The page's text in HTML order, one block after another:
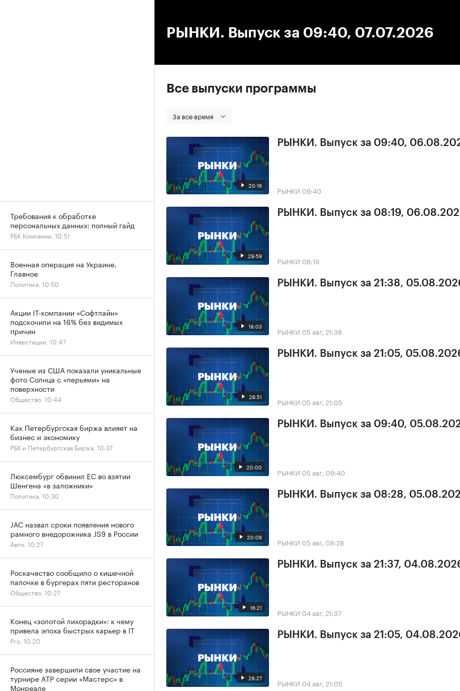
РЫНКИ. Выпуск за 09:40, 07.07.2026
Все выпуски программы
За все время
20:16
РЫНКИ. Выпуск за 09:40,
РЫНКИ 09:40
29:59
РЫНКИ. Выпуск за 08:19,
РЫНКИ 08:19
18:03
РЫНКИ. Выпуск за 21:38,
РЫНКИ 05 авг, 21:38
28:51
РЫНКИ. Выпуск за 21:05,
РЫНКИ 05 авг, 21:05
20:00
РЫНКИ. Выпуск за 09:40,
РЫНКИ 05 авг, 09:40
20:09
РЫНКИ. Выпуск за 08:28,
РЫНКИ 05 авг, 08:28
16:21
РЫНКИ. Выпуск за 21:37,
РЫНКИ 04 авг, 21:37
28:27
РЫНКИ. Выпуск за 21:05,
РЫНКИ 04 авг, 21:05
Требования к обработке
персональных данных: полный гайд
РБК Компании, 10:51
Военная операция на Украине.
Главное
Политика, 10:50
Акции IT-компании «Софтлайн»
подскочили на 16% без видимых
причин
Инвестиции, 10:47
Ученые из США показали уникальные
фото Солнца с «перьями» на
поверхности
Общество, 10:44
Как Петербургская биржа влияет на
бизнес и экономику
РБК и Петербургская Биржа, 10:37
Люксембург обвинил ЕС во взятии
Шенгена «в заложники»
Политика, 10:30
JAC назвал сроки появления нового
рамного внедорожника JS9 в России
Авто, 10:27
Роскачество сообщило о кишечной
палочке в бургерах пяти ресторанов
Общество, 10:27
Конец «золотой лихорадки»: к чему
привела эпоха быстрых карьер в IT
Pro, 10:20
Россияне завершили свое участие на
турнире ATP серии «Мастерс» в
Монреале